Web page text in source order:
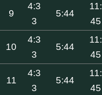
9
4:3
3
5:44
11:
45
10
4:3
3
5:44
11:
45
11
4:3
3
5:44
11:
45